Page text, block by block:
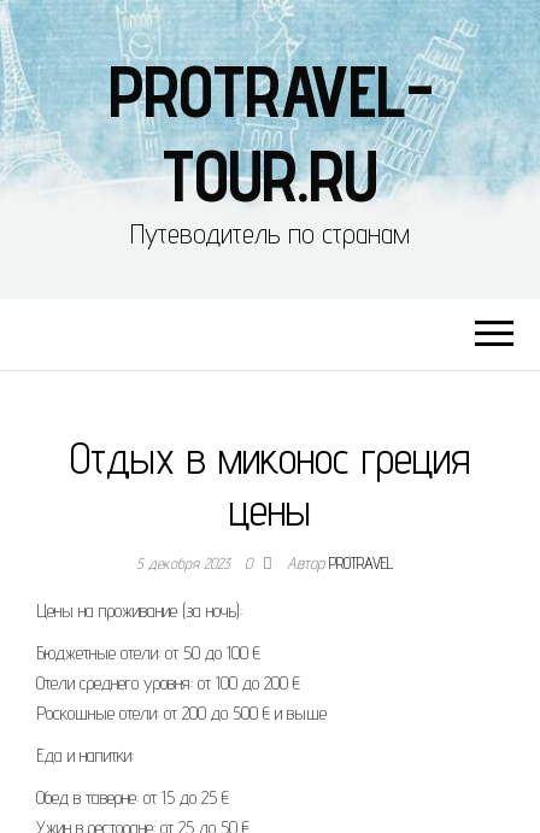
PROTRAVEL-
TOUR.RU
Путеводитель по странам
Отдых в миконос греция
цены
5 декабря 2023 0 АвторPROTRAVEL
Цены на проживание (за ночь):
Бюджетные отели: от 50 до 100 €
Отели среднего уровня: от 100 до 200 €
Роскошные отели: от 200 до 500 € и выше
Еда и напитки:
Обед в таверне: от 15 до 25 €
Ужин в ресторане: от 25 до 50 €